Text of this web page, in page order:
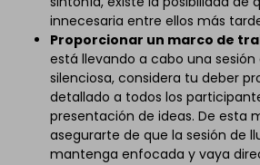
innecesaria entre ellos más
Proporcionar un marco de
está llevando a cabo una sesión
silenciosa, considera tu deber
detallado a todos los
presentación de ideas. De esta
asegurarte de que la sesión de
mantenga enfocada y vaya